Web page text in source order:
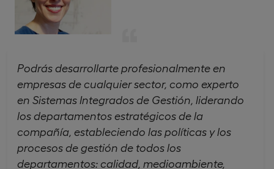
Podrás desarrollarte profesionalmente en
empresas de cualquier sector, como experto
en Sistemas Integrados de Gestión, liderando
los departamentos estratégicos de la
compañía, estableciendo las políticas y los
procesos de gestión de todos los
departamentos: calidad, medioambiente,